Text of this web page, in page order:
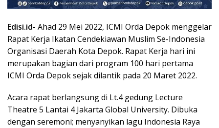
Edisi.id- Ahad 29 Mei 2022, ICMI Orda Depok menggelar
Rapat Kerja Ikatan Cendekiawan Muslim Se-Indonesia
Organisasi Daerah Kota Depok. Rapat Kerja hari ini
merupakan bagian dari program 100 hari pertama
ICMI Orda Depok sejak dilantik pada 20 Maret 2022.
Acara rapat berlangsung di Lt.4 gedung Lecture
Theatre 5 Lantai 4 Jakarta Global University. Dibuka
dengan seremoni; menyanyikan lagu Indonesia Raya